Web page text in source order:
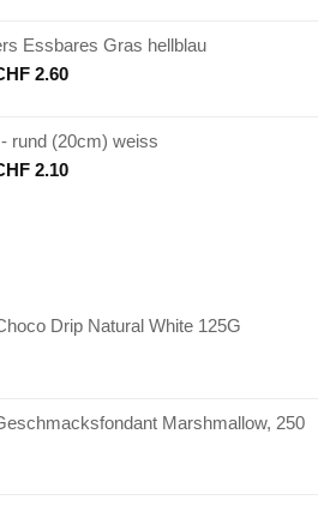
CHF 24.90CHF 12.45.
Essbares Gras hellblau
5.20
2.60Aktueller
CHF 2.60.
rund (20cm) weiss
2.10Aktueller
Drip Natural White 125G
Marshmallow, 250